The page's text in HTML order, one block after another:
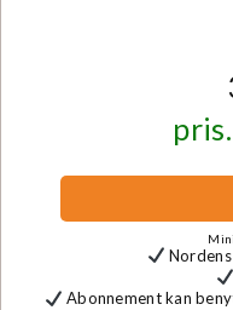
Abonnement kan